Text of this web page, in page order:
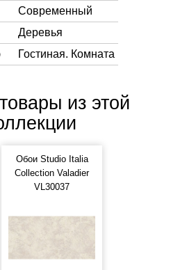
Современный
Деревья
Гостиная. Комната
из этой
Обои Studio Italia
Collection Valadier
VL30037